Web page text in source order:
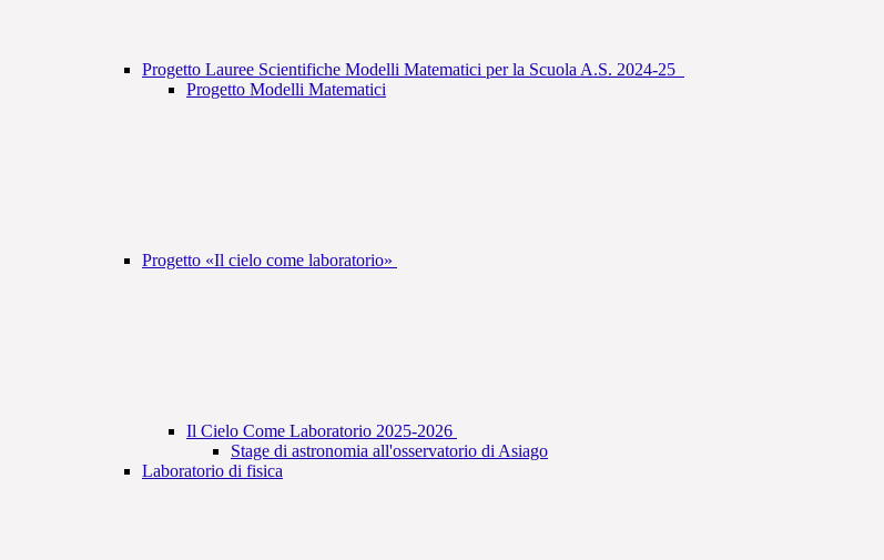
Progetto Lauree Scientifiche Modelli Matematici per la Scuola A.S. 2024-25
Progetto Modelli Matematici
Progetto «Il cielo come laboratorio»
Il Cielo Come Laboratorio 2025-2026
Stage di astronomia all'osservatorio di Asiago
Laboratorio di fisica